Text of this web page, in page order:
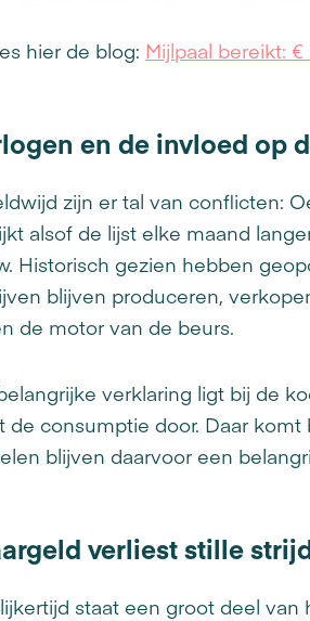
hier de blog: Mijlpaal bereikt:
en de invloed op
zijn er tal van conflicten:
alsof de lijst elke maand
Historisch gezien hebben
blijven produceren,
de motor van de beurs.
verklaring ligt bij de
de consumptie door. Daar
blijven daarvoor een
verliest stille
staat een groot deel